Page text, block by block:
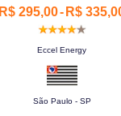
R$ 295,00- R$
Eccel Energy
São Paulo - SP